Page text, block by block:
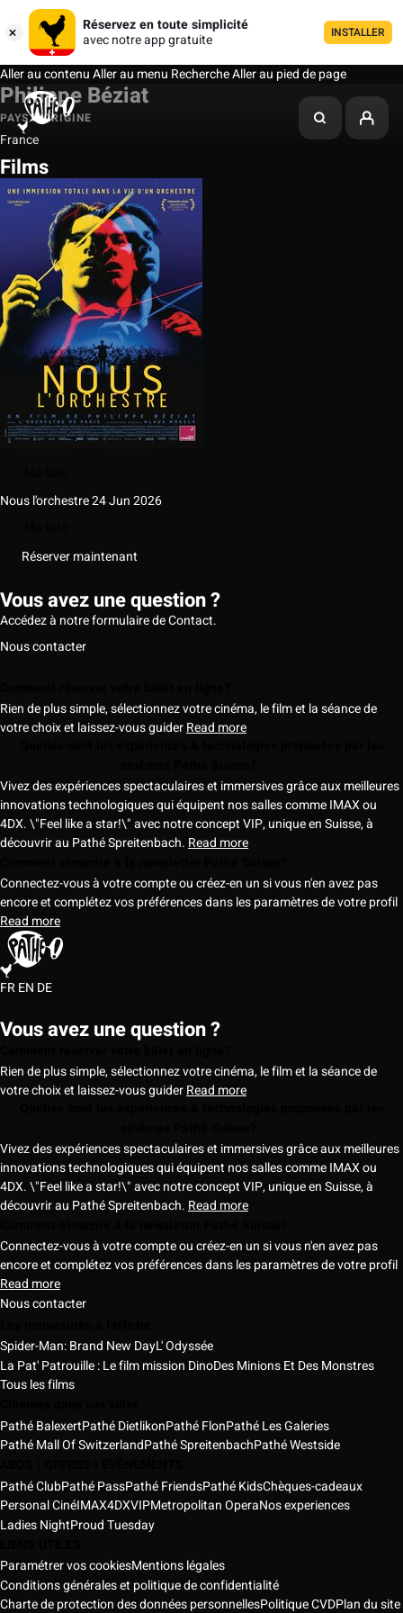
Réservez en toute simplicité
avec notre app gratuite
INSTALLER
Aller au contenuAller au menu RechercheAller au pied de page
Philippe Béziat
PAYS D'ORIGINE
France
Films
Nous l'orchestre24 Jun 2026
Réserver maintenant
Vous avez une question ?
Accédez à notre formulaire de Contact.
Nous contacter
Rien de plus simple, sélectionnez votre cinéma, le film et la séance de
votre choix et laissez-vous guiderRead more
Vivez des expériences spectaculaires et immersives grâce aux meilleures
innovations technologiques qui équipent nos salles comme IMAX ou
4DX. \"Feel like a star!\" avec notre concept VIP, unique en Suisse, à
découvrir au Pathé Spreitenbach. Read more
Connectez-vous à votre compte ou créez-en un si vous n'en avez pas
encore et complétez vos préférences dans les paramètres de votre profil
Read more
FREN DE
Vous avez une question ?
Rien de plus simple, sélectionnez votre cinéma, le film et la séance de
votre choix et laissez-vous guiderRead more
Vivez des expériences spectaculaires et immersives grâce aux meilleures
innovations technologiques qui équipent nos salles comme IMAX ou
4DX. \"Feel like a star!\" avec notre concept VIP, unique en Suisse, à
découvrir au Pathé Spreitenbach. Read more
Connectez-vous à votre compte ou créez-en un si vous n'en avez pas
encore et complétez vos préférences dans les paramètres de votre profil
Read more
Nous contacter
Spider-Man: Brand New DayL' Odyssée
La Pat' Patrouille : Le film mission DinoDes Minions Et Des Monstres
Tous les films
Pathé BalexertPathé DietlikonPathé FlonPathé Les Galeries
Pathé Mall Of SwitzerlandPathé SpreitenbachPathé Westside
Pathé ClubPathé PassPathé FriendsPathé KidsChèques-cadeaux
Personal CinéIMAX4DXVIPMetropolitan OperaNos experiences
Ladies NightProud Tuesday
Paramétrer vos cookiesMentions légales
Conditions générales et politique de confidentialité
Charte de protection des données personnellesPolitique CVDPlan du site